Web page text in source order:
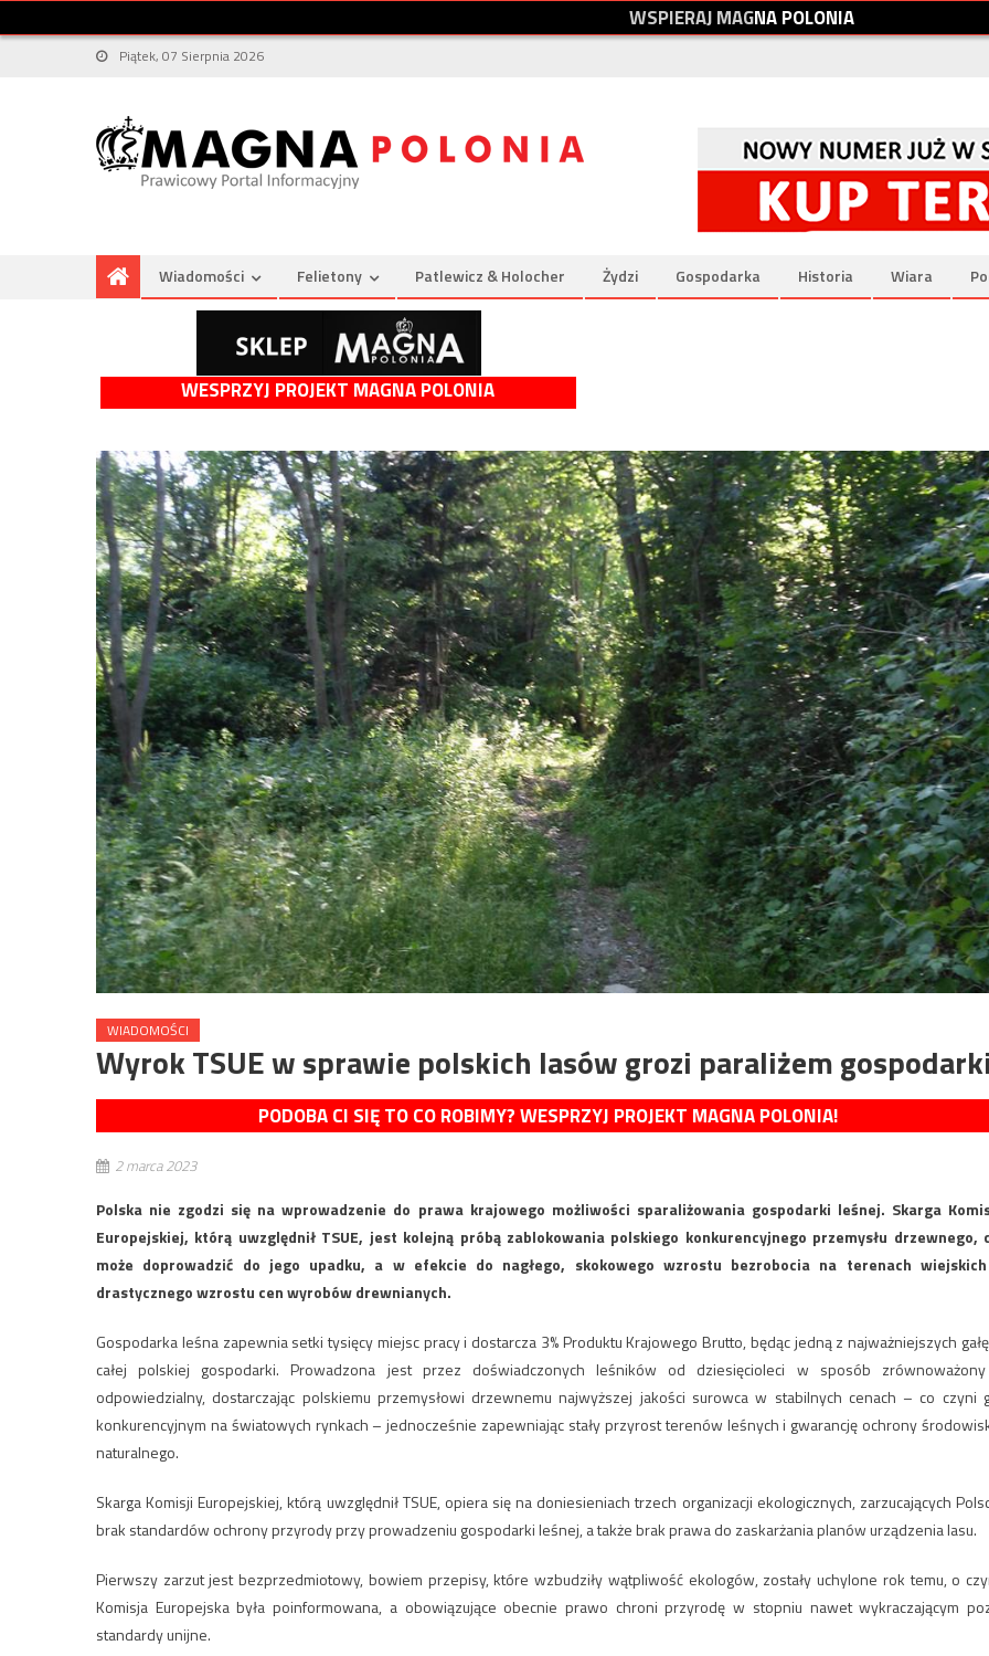
WSPIERAJMAGNAPOLONIA
Piątek, 07 Sierpnia 2026
Wiadomości Felietony Patlewicz & Holocher Żydzi Gospodarka Historia Wiara
WESPRZYJ PROJEKT MAGNA POLONIA
WIADOMOŚCI
Wyrok TSUE w sprawie polskich lasów grozi paraliżem gospodarki
PODOBA CI SIĘ TO CO ROBIMY? WESPRZYJ PROJEKT MAGNA POLONIA!
2 marca 2023
Polska nie zgodzi się na wprowadzenie do prawa krajowego możliwości sparaliżowania gospodarki leśnej. Skarga
Europejskiej, którą uwzględnił TSUE, jest kolejną próbą zablokowania polskiego konkurencyjnego przemysłu drzewnego,
może doprowadzić do jego upadku, a w efekcie do nagłego, skokowego wzrostu bezrobocia na terenach
drastycznego wzrostu cen wyrobów drewnianych.
Gospodarka leśna zapewnia setki tysięcy miejsc pracy i dostarcza 3% Produktu Krajowego Brutto, będąc jedną z najważniejszych
całej polskiej gospodarki. Prowadzona jest przez doświadczonych leśników od dziesięcioleci w sposób
odpowiedzialny, dostarczając polskiemu przemysłowi drzewnemu najwyższej jakości surowca w stabilnych cenach – co czyni
konkurencyjnym na światowych rynkach – jednocześnie zapewniając stały przyrost terenów leśnych i gwarancję ochrony
naturalnego.
Skarga Komisji Europejskiej, którą uwzględnił TSUE, opiera się na doniesieniach trzech organizacji ekologicznych, zarzucających
brak standardów ochrony przyrody przy prowadzeniu gospodarki leśnej, a także brak prawa do zaskarżania planów urządzenia lasu.
Pierwszy zarzut jest bezprzedmiotowy, bowiem przepisy, które wzbudziły wątpliwość ekologów, zostały uchylone rok temu, o
Komisja Europejska była poinformowana, a obowiązujące obecnie prawo chroni przyrodę w stopniu nawet wykraczającym
standardy unijne.